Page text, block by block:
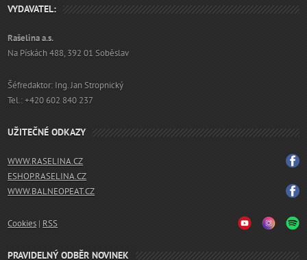
VYDAVATEL:
Rašelina a.s.
Na Pískách 488, 392 01 Soběslav
Šéfredaktor: Ing. Jan Stropnický
Tel.: +420 602 840 237
UŽITEČNÉ ODKAZY
WWW.RASELINA.CZ
ESHOP.RASELINA.CZ
WWW.BALNEOPEAT.CZ
Cookies | RSS
PRAVIDELNÝ ODBĚR NOVINEK